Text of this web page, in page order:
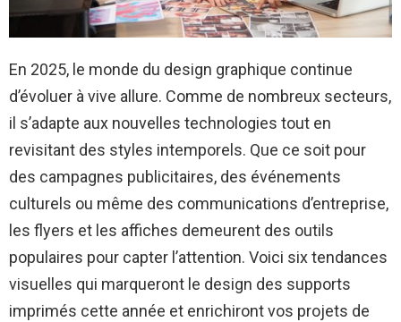
En 2025, le monde du design graphique continue
d’évoluer à vive allure. Comme de nombreux secteurs,
il s’adapte aux nouvelles technologies tout en
revisitant des styles intemporels. Que ce soit pour
des campagnes publicitaires, des événements
culturels ou même des communications d’entreprise,
les flyers et les affiches demeurent des outils
populaires pour capter l’attention. Voici six tendances
visuelles qui marqueront le design des supports
imprimés cette année et enrichiront vos projets de